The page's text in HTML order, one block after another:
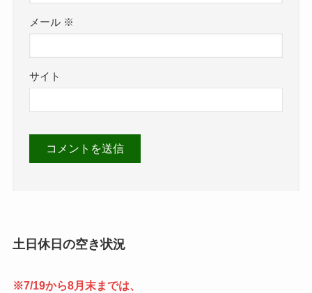
メール ※
サイト
土日休日の空き状況
※7/19から8月末までは、